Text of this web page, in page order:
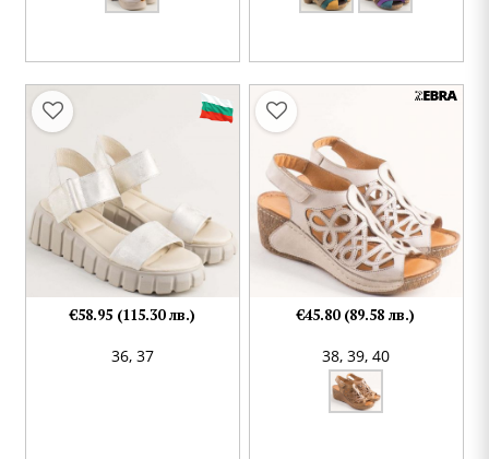
36, 37
€58.95 (115.30 лв.)
38,39,40
€45.80 (89.58 лв.)